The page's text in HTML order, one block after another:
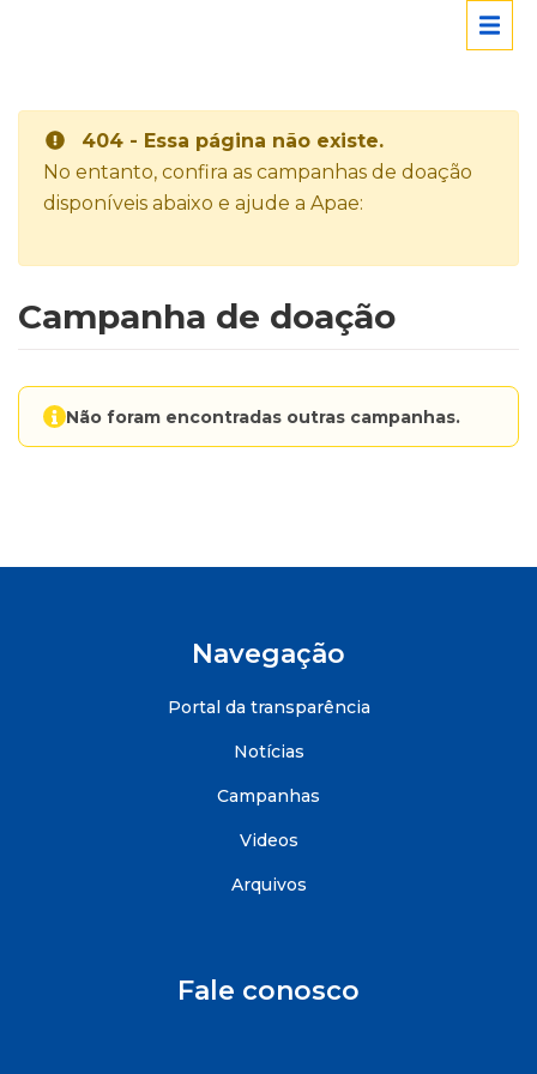
404 - Essa página não existe.
No entanto, confira as campanhas de doação
disponíveis abaixo e ajude a Apae:
Campanha de doação
Não foram encontradas outras campanhas.
Navegação
Portal da transparência
Notícias
Campanhas
Videos
Arquivos
Fale conosco